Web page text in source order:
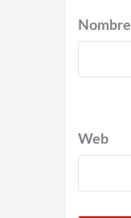
Nombre
Web